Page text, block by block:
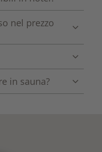
turco e altre
nel prezzo
per gli ospiti.
sale relax.
in sauna?